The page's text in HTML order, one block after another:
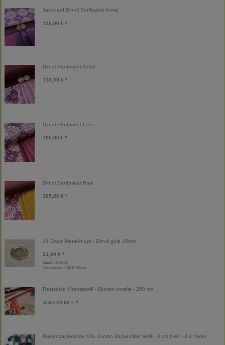
Jacquard Dirndl Stoffpaket Anna
130,00 € *
Dirndl Stoffpaket Astrid
110,00 € *
Dirndl Stoffpaket Lena
105,00 € *
Dirndl Stoffpaket Rosi
105,00 € *
14 Stück Metallknopf - Dirndl gold 15mm
21,00 € *
Inhalt: 14 Stück
Grundpreis: 1,50 € / Stück
Reststück Viskosetwill - Blumen koralle - 250 cm
40,00 € 20,00 € *
Riesenzackenlitze XXL Jumbo Zackenlitze weiß - 3 cm breit - 2,4 Meter